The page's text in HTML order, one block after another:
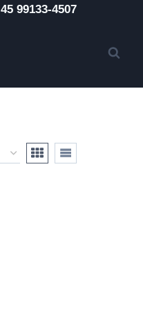
45 99133-4507